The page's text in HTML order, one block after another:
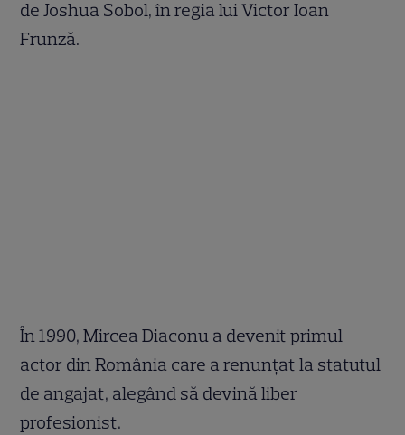
de Joshua Sobol, în regia lui Victor Ioan
Frunză.
În 1990, Mircea Diaconu a devenit primul
actor din România care a renunțat la statutul
de angajat, alegând să devină liber
profesionist.